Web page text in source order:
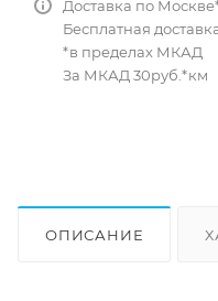
Доставка по
Бесплатная
*в пределах МКАД
За МКАД 30руб.*км
ОПИСАНИЕ